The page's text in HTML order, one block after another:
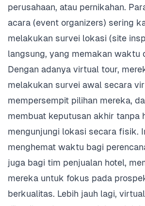
perusahaan, atau pernikahan.
acara (event organizers) sering
melakukan survei lokasi (site
langsung, yang memakan waktu
Dengan adanya virtual tour,
melakukan survei awal secara
mempersempit pilihan mereka,
membuat keputusan akhir tanpa
mengunjungi lokasi secara fisik.
menghemat waktu bagi
juga bagi tim penjualan hotel,
mereka untuk fokus pada
berkualitas. Lebih jauh lagi,